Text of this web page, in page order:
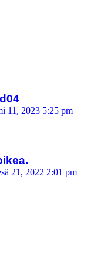
11, 2023 5:25 pm
21, 2022 2:01 pm